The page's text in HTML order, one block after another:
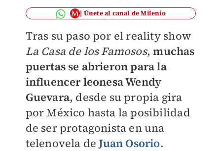
Únete al canal de Milenio
Tras su paso por el reality show
La Casa de los Famosos,muchas
puertas se abrieron para la
influencer leonesa Wendy
Guevara, desde su propia gira
por México hasta la posibilidad
de ser protagonista en una
telenovela deJuan Osorio.